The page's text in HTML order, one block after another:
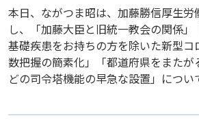
本日、ながつま昭は、加藤勝信厚生労
し、「加藤大臣と旧統一教会の関係」
基礎疾患をお持ちの方を除いた新型コ
数把握の簡素化」「都道府県をまたが
どの司令塔機能の早急な設置」につ